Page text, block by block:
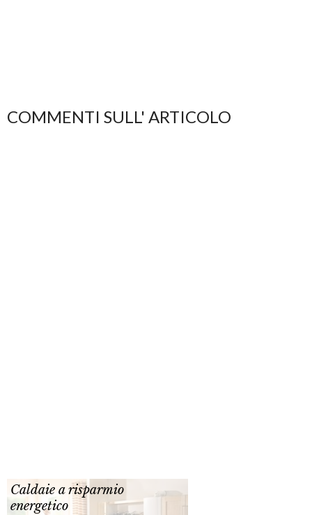
COMMENTI SULL' ARTICOLO
Caldaie a risparmio
energetico